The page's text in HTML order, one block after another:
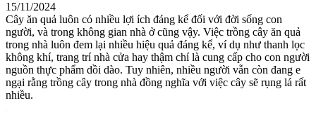
15/11/2024
Cây ăn quả luôn có nhiều lợi ích đáng kể đối với đời sống con
người, và trong không gian nhà ở cũng vậy. Việc trồng cây ăn quả
trong nhà luôn đem lại nhiều hiệu quả đáng kể, ví dụ như thanh lọc
không khí, trang trí nhà cửa hay thậm chí là cung cấp cho con người
nguồn thực phẩm dồi dào. Tuy nhiên, nhiều người vẫn còn đang e
ngại rằng trồng cây trong nhà đồng nghĩa với việc cây sẽ rụng lá rất
nhiều.